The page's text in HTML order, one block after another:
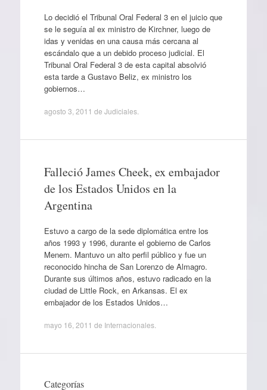
Lo decidió el Tribunal Oral Federal 3 en el juicio que
se le seguía al ex ministro de Kirchner, luego de
idas y venidas en una causa más cercana al
escándalo que a un debido proceso judicial. El
Tribunal Oral Federal 3 de esta capital absolvió
esta tarde a Gustavo Beliz, ex ministro los
gobiernos…
agosto 3, 2011 de Judiciales.
Falleció James Cheek, ex embajador
de los Estados Unidos en la
Argentina
Estuvo a cargo de la sede diplomática entre los
años 1993 y 1996, durante el gobierno de Carlos
Menem. Mantuvo un alto perfil público y fue un
reconocido hincha de San Lorenzo de Almagro.
Durante sus últimos años, estuvo radicado en la
ciudad de Little Rock, en Arkansas. El ex
embajador de los Estados Unidos…
mayo 16, 2011 de Internacionales.
Categorías